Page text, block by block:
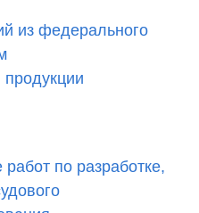
из федерального
продукции
по разработке,